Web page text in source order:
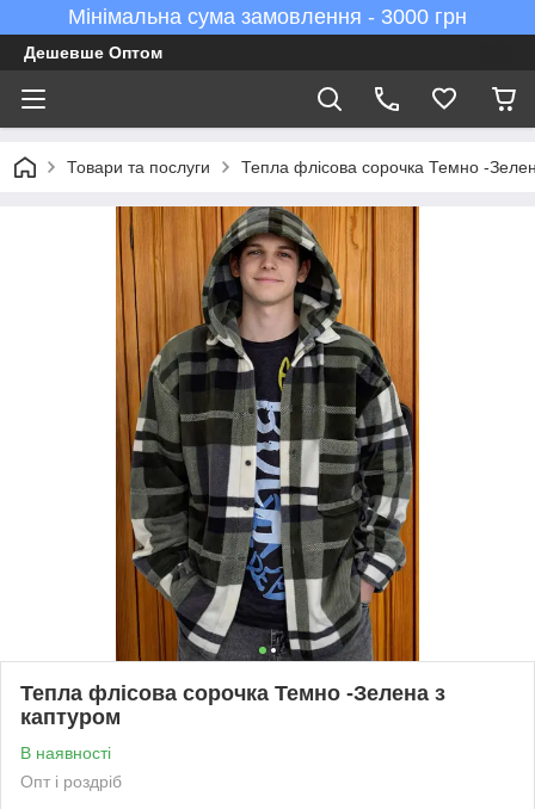
Мінімальна сума замовлення - 3000 грн
Дешевше Оптом
Товари та послуги Тепла флісова сорочка Темно -
Тепла флісова сорочка Темно -Зелена з
каптуром
В наявності
Опт і роздріб